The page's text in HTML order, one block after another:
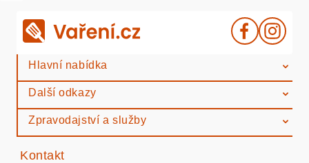
Hlavní nabídka
Další odkazy
Zpravodajství a služby
Kontakt